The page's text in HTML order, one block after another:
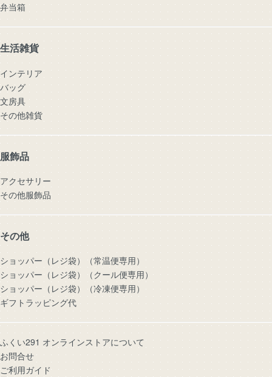
弁当箱
生活雑貨
インテリア
バッグ
文房具
その他雑貨
服飾品
アクセサリー
その他服飾品
その他
ショッパー（レジ袋）（常温便専用）
ショッパー（レジ袋）（クール便専用）
ショッパー（レジ袋）（冷凍便専用）
ギフトラッピング代
ふくい291 オンラインストアについて
お問合せ
ご利用ガイド